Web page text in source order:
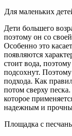
Для маленьких
Дети большего
поэтому он со
Особенно это
появляются
стоит вода,
подсохнут.
подхода. Как
потом сверху
которое
надежным и
Площадка с